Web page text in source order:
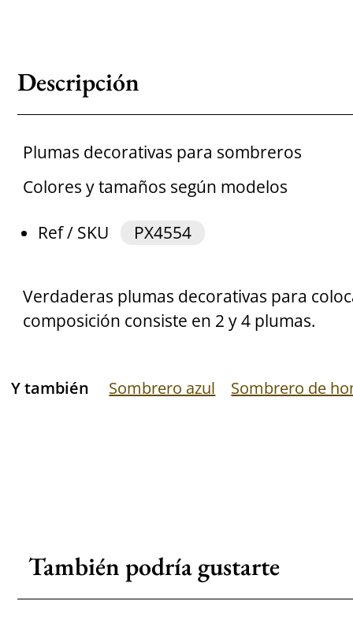
Descripción
Plumas decorativas para sombreros
Colores y tamaños según modelos
Ref / SKU PX4554
Verdaderas plumas decorativas para
composición consiste en 2 y 4 plumas.
Y también Sombrero azul Sombrero de
También podría gustarte